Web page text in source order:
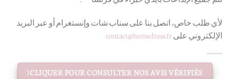
لأي طلب خاص، اتصل بنا على سناب شات وإنستغرام أو عبر البريد
الإلكتروني على contact@homedress.fr
CLIQUER POUR CONSULTER NOS AVIS VÉRIFIÉS !